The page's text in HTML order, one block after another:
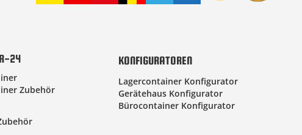
24
Zubehör
KONFIGURATOREN
Lagercontainer Konfigurator
Gerätehaus Konfigurator
Bürocontainer Konfigurator